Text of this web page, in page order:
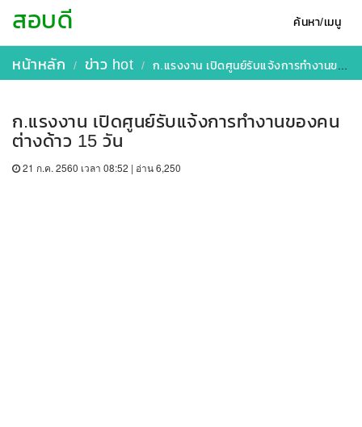
ค้นหา/เมนู
สอบดี
หน้าหลัก ข่าว hot ก.แรงงาน เปิดศูนย์รับแจ้งการทำงานของคนต่างด้าว 15 วัน
ก.แรงงาน เปิดศูนย์รับแจ้งการทำงานของคน
ต่างด้าว 15 วัน
21 ก.ค. 2560 เวลา 08:52 | อ่าน 6,250